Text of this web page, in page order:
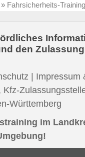
» Fahrsicherheits-
den
| Impressum
Kfz-
Württemberg
im